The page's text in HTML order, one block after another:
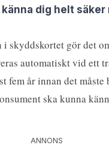
dig helt säker
i skyddskortet gör det
automatiskt vid
fem år innan det
ska kunna
ANNONS